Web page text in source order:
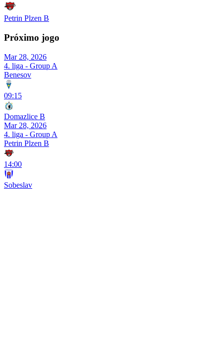
Petrin Plzen B
Próximo jogo
Mar 28, 2026
4. liga - Group A
Benesov
09:15
Domazlice B
Mar 28, 2026
4. liga - Group A
Petrin Plzen B
14:00
Sobeslav